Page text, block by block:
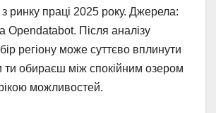
ринку праці 2025 року. Джерела:
Opendatabot. Після аналізу
регіону може суттєво вплинути
ти обираєш між спокійним озером
можливостей.